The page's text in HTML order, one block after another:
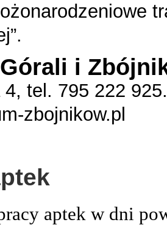
i
tel. 795 222 925.
zbojnikow.pl
aptek w dni